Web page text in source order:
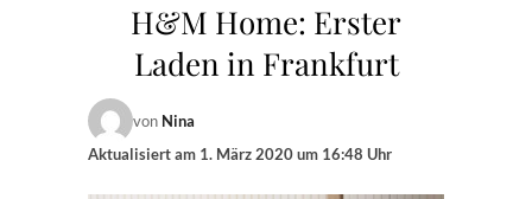
H&M Home: Erster
Laden in Frankfurt
von Nina
Aktualisiert am 1. März 2020 um 16:48 Uhr